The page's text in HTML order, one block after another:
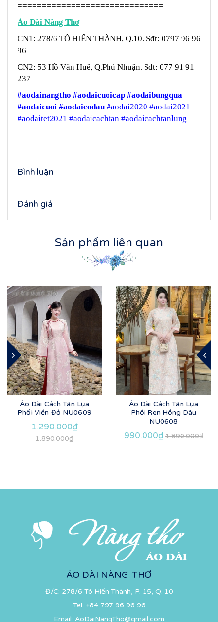
==============================
Áo Dài Nàng Thơ
CN1: 278/6 TÔ HIẾN THÀNH, Q.10. Sđt: 0797 96 96
96
CN2: 53 Hồ Văn Huê, Q.Phú Nhuận. Sđt: 077 91 91
237
#aodainangtho #aodaicuoicap #aodaibungqua
#aodaicuoi #aodaicodau #aodai2020 #aodai2021
#aodaitet2021 #aodaicachtan #aodaicachtanlung
Bình luận
Đánh giá
Sản phẩm liên quan
Áo Dài Cách Tân Lụa
Phối Viền Đỏ NU0609
1.290.000₫
1.890.000₫
Áo Dài Cách Tân Lụa
Phối Ren Hồng Dâu
NU0608
990.000₫ 1.890.000₫
ÁO DÀI NÀNG THƠ
Đ/C: 278/6 Tô Hiến Thành, P. 15, Q. 10
Tel: +84 797 96 96 96
Email: AoDaiNangTho@gmail.com